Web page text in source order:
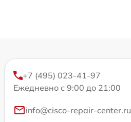
+7 (495) 023-41-97
Ежедневно с 9:00 до 21:00
info@cisco-repair-center.ru